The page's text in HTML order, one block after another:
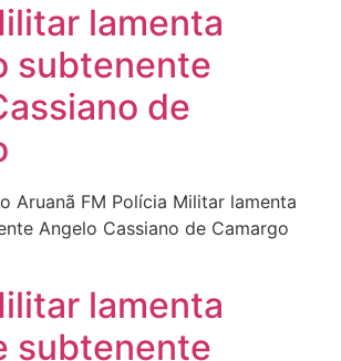
lamenta
subtenente
de
Aruanã FM Polícia Militar lamenta
Angelo Cassiano de Camargo
lamenta
subtenente